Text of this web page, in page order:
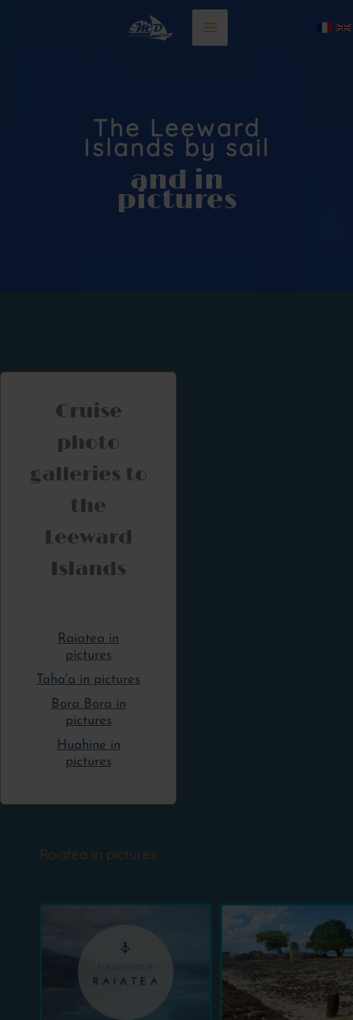
The Leeward
Islands by sail
and in
pictures
Cruise
photo
galleries to
the
Leeward
Islands
Raiatea in
pictures
Taha'a in pictures
Bora Bora in
pictures
Huahine in
pictures
Raiatea in pictures